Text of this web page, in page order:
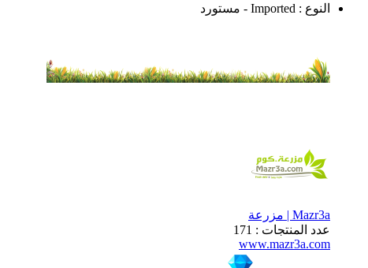
النوع : Imported - مستورد
Mazr3a | مزرعة
عدد المنتجات : 171
www.mazr3a.com